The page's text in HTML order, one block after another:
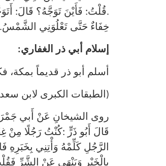
.قُلْتُ: فَأَيْنَ تَوَجَّهُ؟ قَالَ:
خِفَاءٌ حَتَّى تَعْلُوَنِي
إسلام أبي ذر الغفاري:
أسلم أبو ذر قديماً
(الطبقات الكبرى لابن سعد جـ 4صـ
روى الشيخانِ عَنْ أَبي جَمْرَةَ
قَالَ أَبُو ذَرٍّ :كُنْتُ رَجُلًا مِنْ
الرَّجُلِ كَلِّمْهُ وَأْتِنِي بِخَبَرِهِ
بِالْخَيْرِ وَيَنْهَى عَنْ الشَّرِّ